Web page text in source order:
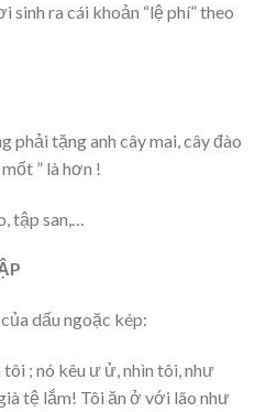
sinh ra cái khoản “lệ phí” theo
phải tặng anh cây mai, cây đào
” là hơn !
tập san,…
dấu ngoặc kép:
; nó kêu ư ử, nhìn tôi, như
tệ lắm! Tôi ăn ở với lão như